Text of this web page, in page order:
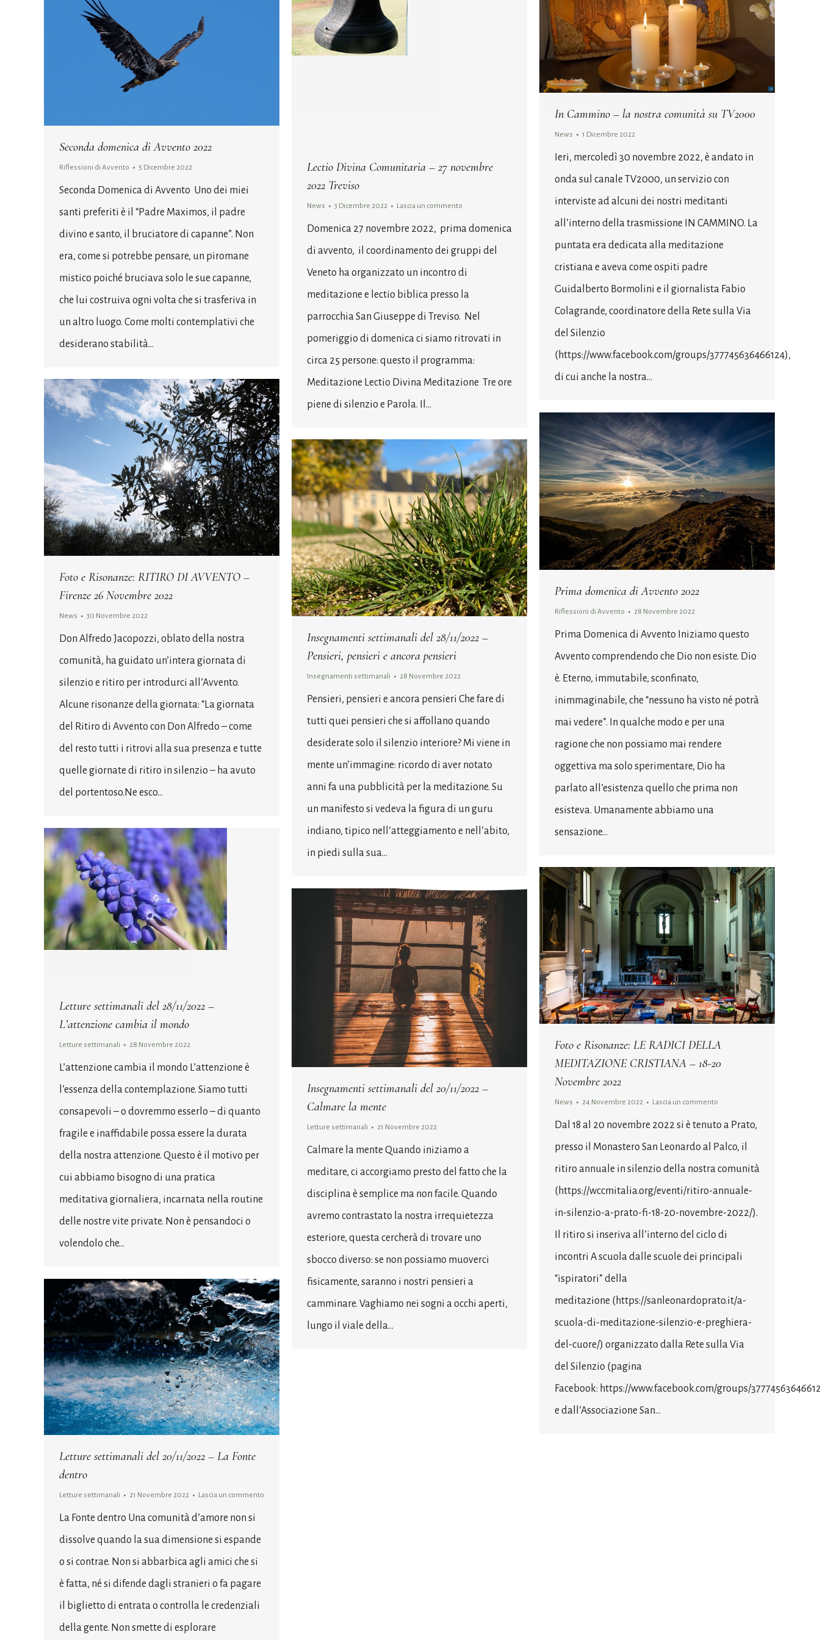
Seconda domenica di Avvento 2022
Riflessioni di Avvento 5 Dicembre 2022
Seconda Domenica di Avvento Uno dei miei
santi preferiti è il “Padre Maximos, il padre
divino e santo, il bruciatore di capanne”. Non
era, come si potrebbe pensare, un piromane
mistico poiché bruciava solo le sue capanne,
che lui costruiva ogni volta che si trasferiva in
un altro luogo. Come molti contemplativi che
desiderano stabilità…
Lectio Divina Comunitaria – 27 novembre
2022 Treviso
News 3 Dicembre 2022 Lascia un commento
Domenica 27 novembre 2022, prima domenica
di avvento, il coordinamento dei gruppi del
Veneto ha organizzato un incontro di
meditazione e lectio biblica presso la
parrocchia San Giuseppe di Treviso. Nel
pomeriggio di domenica ci siamo ritrovati in
circa 25 persone: questo il programma:
Meditazione Lectio Divina Meditazione Tre ore
piene di silenzio e Parola. Il…
In Cammino – la nostra comunità su TV2000
News 1 Dicembre 2022
Ieri, mercoledì 30 novembre 2022, è andato in
onda sul canale TV2000, un servizio con
interviste ad alcuni dei nostri meditanti
all’interno della trasmissione IN CAMMINO. La
puntata era dedicata alla meditazione
cristiana e aveva come ospiti padre
Guidalberto Bormolini e il giornalista Fabio
Colagrande, coordinatore della Rete sulla Via
del Silenzio
(https://www.facebook.com/groups/377745636466124),
di cui anche la nostra…
Foto e Risonanze: RITIRO DI AVVENTO –
Firenze 26 Novembre 2022
News 30 Novembre 2022
Don Alfredo Jacopozzi, oblato della nostra
comunità, ha guidato un’intera giornata di
silenzio e ritiro per introdurci all’Avvento.
Alcune risonanze della giornata: “La giornata
del Ritiro di Avvento con Don Alfredo – come
del resto tutti i ritrovi alla sua presenza e tutte
quelle giornate di ritiro in silenzio – ha avuto
del portentoso.Ne esco…
Prima domenica di Avvento 2022
Riflessioni di Avvento 28 Novembre 2022
Prima Domenica di Avvento Iniziamo questo
Avvento comprendendo che Dio non esiste. Dio
è. Eterno, immutabile, sconfinato,
inimmaginabile, che “nessuno ha visto né potrà
mai vedere”. In qualche modo e per una
ragione che non possiamo mai rendere
oggettiva ma solo sperimentare, Dio ha
parlato all’esistenza quello che prima non
esisteva. Umanamente abbiamo una
sensazione…
Insegnamenti settimanali del 28/11/2022 –
Pensieri, pensieri e ancora pensieri
Insegnamenti settimanali 28 Novembre 2022
Pensieri, pensieri e ancora pensieri Che fare di
tutti quei pensieri che si affollano quando
desiderate solo il silenzio interiore? Mi viene in
mente un’immagine: ricordo di aver notato
anni fa una pubblicità per la meditazione. Su
un manifesto si vedeva la figura di un guru
indiano, tipico nell’atteggiamento e nell’abito,
in piedi sulla sua…
Letture settimanali del 28/11/2022 –
L’attenzione cambia il mondo
Letture settimanali 28 Novembre 2022
L’attenzione cambia il mondo L’attenzione è
l’essenza della contemplazione. Siamo tutti
consapevoli – o dovremmo esserlo – di quanto
fragile e inaffidabile possa essere la durata
della nostra attenzione. Questo è il motivo per
cui abbiamo bisogno di una pratica
meditativa giornaliera, incarnata nella routine
delle nostre vite private. Non è pensandoci o
volendolo che…
Foto e Risonanze: LE RADICI DELLA
MEDITAZIONE CRISTIANA – 18-20
Novembre 2022
News 24 Novembre 2022 Lascia un commento
Dal 18 al 20 novembre 2022 si è tenuto a Prato,
presso il Monastero San Leonardo al Palco, il
ritiro annuale in silenzio della nostra comunità
(https://wccmitalia.org/eventi/ritiro-annuale-
in-silenzio-a-prato-fi-18-20-novembre-2022/).
Il ritiro si inseriva all’interno del ciclo di
incontri A scuola dalle scuole dei principali
“ispiratori” della
meditazione (https://sanleonardoprato.it/a-
scuola-di-meditazione-silenzio-e-preghiera-
del-cuore/) organizzato dalla Rete sulla Via
del Silenzio (pagina
Facebook: https://www.facebook.com/groups/
e dall’Associazione San…
Insegnamenti settimanali del 20/11/2022 –
Calmare la mente
Letture settimanali 21 Novembre 2022
Calmare la mente Quando iniziamo a
meditare, ci accorgiamo presto del fatto che la
disciplina è semplice ma non facile. Quando
avremo contrastato la nostra irrequietezza
esteriore, questa cercherà di trovare uno
sbocco diverso: se non possiamo muoverci
fisicamente, saranno i nostri pensieri a
camminare. Vaghiamo nei sogni a occhi aperti,
lungo il viale della…
Letture settimanali del 20/11/2022 – La Fonte
dentro
Letture settimanali 21 Novembre 2022 Lascia un commento
La Fonte dentro Una comunità d’amore non si
dissolve quando la sua dimensione si espande
o si contrae. Non si abbarbica agli amici che si
è fatta, né si difende dagli stranieri o fa pagare
il biglietto di entrata o controlla le credenziali
della gente. Non smette di esplorare